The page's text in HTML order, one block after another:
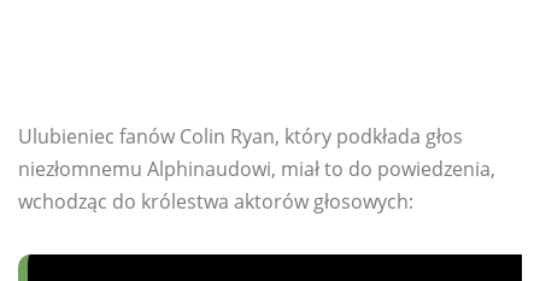
Ulubieniec fanów Colin Ryan, który podkłada głos
niezłomnemu Alphinaudowi, miał to do powiedzenia,
wchodząc do królestwa aktorów głosowych: